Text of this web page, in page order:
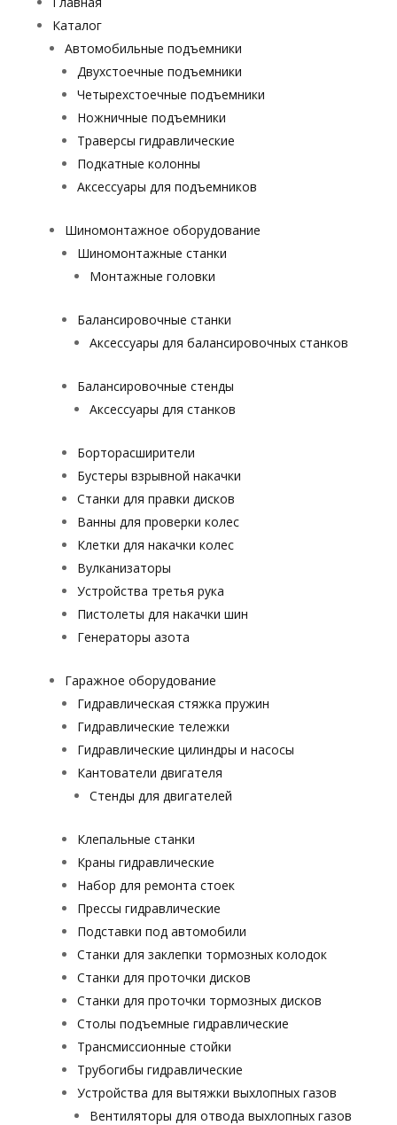
Каталог
Автомобильные подъемники
Двухстоечные подъемники
Четырехстоечные подъемники
Ножничные подъемники
Траверсы гидравлические
Подкатные колонны
Аксессуары для подъемников
Шиномонтажное оборудование
Шиномонтажные станки
Монтажные головки
Балансировочные станки
Аксессуары для балансировочных станков
Балансировочные стенды
Аксессуары для станков
Борторасширители
Бустеры взрывной накачки
Станки для правки дисков
Ванны для проверки колес
Клетки для накачки колес
Вулканизаторы
Устройства третья рука
Пистолеты для накачки шин
Генераторы азота
Гаражное оборудование
Гидравлическая стяжка пружин
Гидравлические тележки
Гидравлические цилиндры и насосы
Кантователи двигателя
Стенды для двигателей
Клепальные станки
Краны гидравлические
Набор для ремонта стоек
Прессы гидравлические
Подставки под автомобили
Станки для заклепки тормозных колодок
Станки для проточки дисков
Станки для проточки тормозных дисков
Столы подъемные гидравлические
Трансмиссионные стойки
Трубогибы гидравлические
Устройства для вытяжки выхлопных газов
Вентиляторы для отвода выхлопных газов